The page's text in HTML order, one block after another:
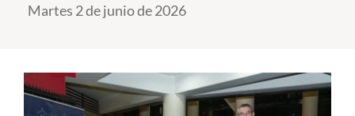
Admisión
Postgrado
Formación Continua
Martes 2 de junio de 2026